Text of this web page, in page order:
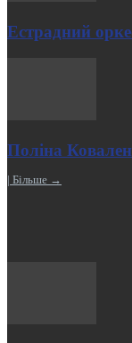
Естрадний
Поліна
| Більше →